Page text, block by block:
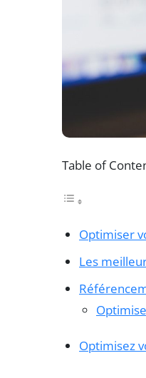
Table of
Optimiser
Les
Optimisez